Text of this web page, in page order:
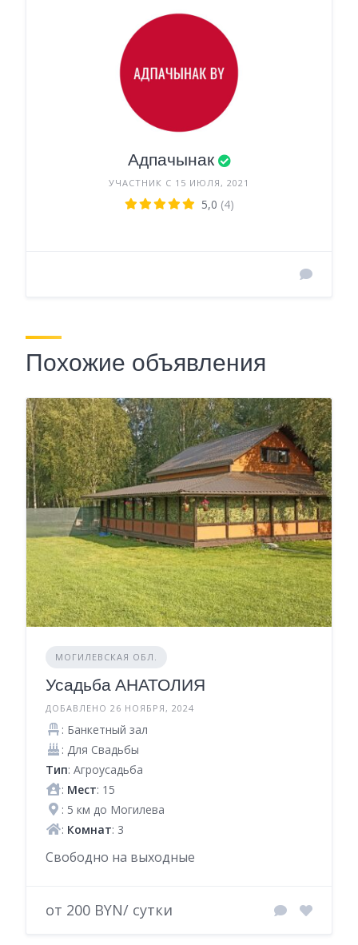
Адпачынак
УЧАСТНИК С 15 ИЮЛЯ, 2021
5,0 (4)
Похожие объявления
МОГИЛЕВСКАЯ ОБЛ.
Усадьба АНАТОЛИЯ
ДОБАВЛЕНО 26 НОЯБРЯ, 2024
: Банкетный зал
: Для Свадьбы
Тип: Агроусадьба
: Мест: 15
: 5 км до Могилева
: Комнат: 3
Свободно на выходные
от 200 BYN/ сутки